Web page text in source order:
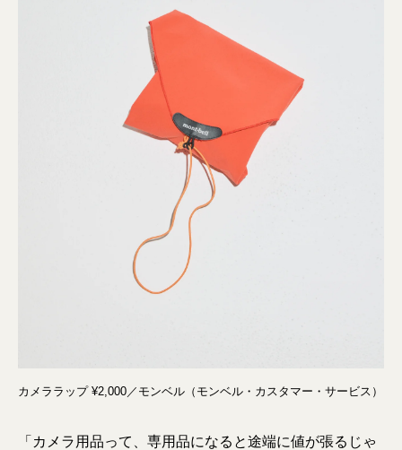
カメララップ ¥2,000／モンベル（モンベル・カスタマー・サービス）
「カメラ用品って、専用品になると途端に値が張るじゃ